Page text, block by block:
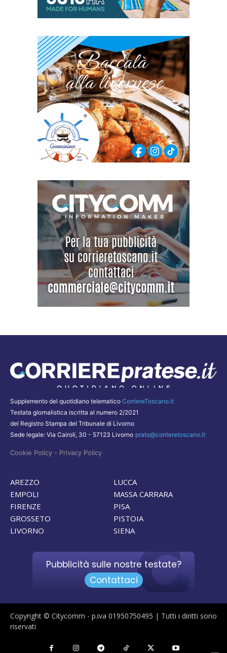
Supplemento del quotidiano telematico CorriereToscano.it
Testata giornalistica iscritta al numero 2/2021
del Registro Stampa del Tribunale di Livorno
Sede legale: Via Cairoli, 30 - 57123 Livorno prato@corrieretoscano.it
Cookie Policy - Privacy Policy
AREZZO
EMPOLI
FIRENZE
GROSSETO
LIVORNO
LUCCA
MASSA CARRARA
PISA
PISTOIA
SIENA
Pubblicità sulle nostre testate?
Contattaci
Copyright © Citycomm - p.iva 01950750495 | Tutti i diritti sono
riservati